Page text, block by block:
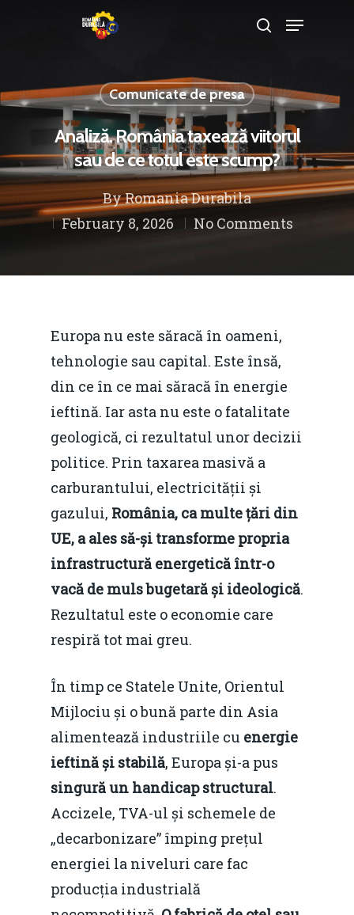
Hit enter to search or ESC to close
Comunicate de presa
Analiză. România taxează viitorul
sau de ce totul este scump?
ByRomania Durabila
February 8, 2026
No Comments
Europa nu este săracă în oameni,
tehnologie sau capital. Este însă,
din ce în ce mai săracă în energie
ieftină. Iar asta nu este o fatalitate
geologică, ci rezultatul unor decizii
politice. Prin taxarea masivă a
carburantului, electricității și
gazului, România, ca multe țări din
UE, a ales să-și transforme propria
infrastructură energetică într-o
vacă de muls bugetară și ideologică.
Rezultatul este o economie care
respiră tot mai greu.
În timp ce Statele Unite, Orientul
Mijlociu și o bună parte din Asia
alimentează industriile cu energie
ieftină și stabilă, Europa și-a pus
singură un handicap structural.
Accizele, TVA-ul și schemele de
„decarbonizare” împing prețul
energiei la niveluri care fac
producția industrială